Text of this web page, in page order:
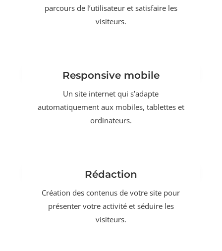
parcours de l’utilisateur et satisfaire les
visiteurs.
Responsive mobile
Un site internet qui s’adapte
automatiquement aux mobiles, tablettes et
ordinateurs.
Rédaction
Création des contenus de votre site pour
présenter votre activité et séduire les
visiteurs.